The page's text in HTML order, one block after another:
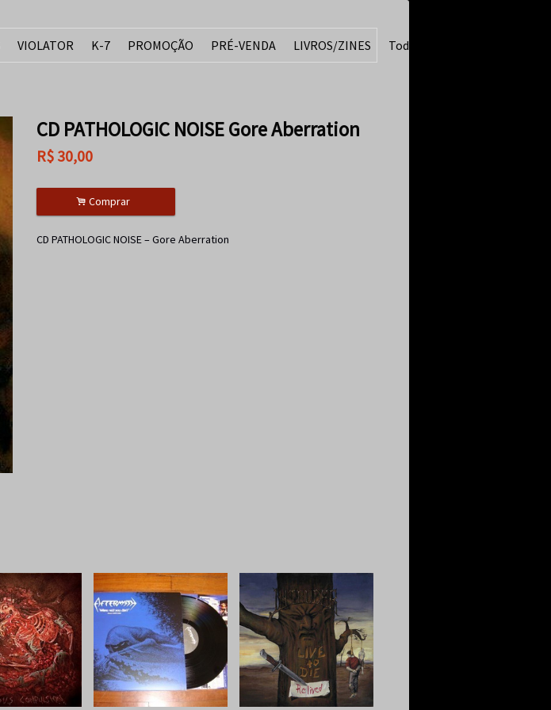
VIOLATOR K-7 PROMOÇÃO PRÉ-VENDA LIVROS/ZINES Todos
CD PATHOLOGIC NOISE Gore Aberration
R$ 30,00
. Comprar
CD PATHOLOGIC NOISE – Gore Aberration